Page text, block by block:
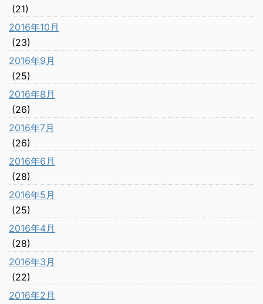
(21)
2016年10月
(23)
2016年9月
(25)
2016年8月
(26)
2016年7月
(26)
2016年6月
(28)
2016年5月
(25)
2016年4月
(28)
2016年3月
(22)
2016年2月